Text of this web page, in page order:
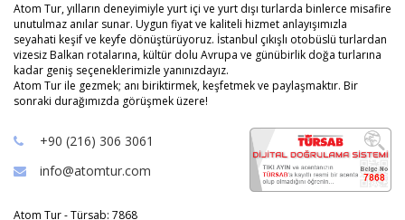
Atom Tur, yılların deneyimiyle yurt içi ve yurt dışı turlarda binlerce misafire
unutulmaz anılar sunar. Uygun fiyat ve kaliteli hizmet anlayışımızla
seyahati keşif ve keyfe dönüştürüyoruz. İstanbul çıkışlı otobüslü turlardan
vizesiz Balkan rotalarına, kültür dolu Avrupa ve günübirlik doğa turlarına
kadar geniş seçeneklerimizle yanınızdayız.
Atom Tur ile gezmek; anı biriktirmek, keşfetmek ve paylaşmaktır. Bir
sonraki durağımızda görüşmek üzere!
+90 (216) 306 3061
info@atomtur.com
Atom Tur - Türsab: 7868